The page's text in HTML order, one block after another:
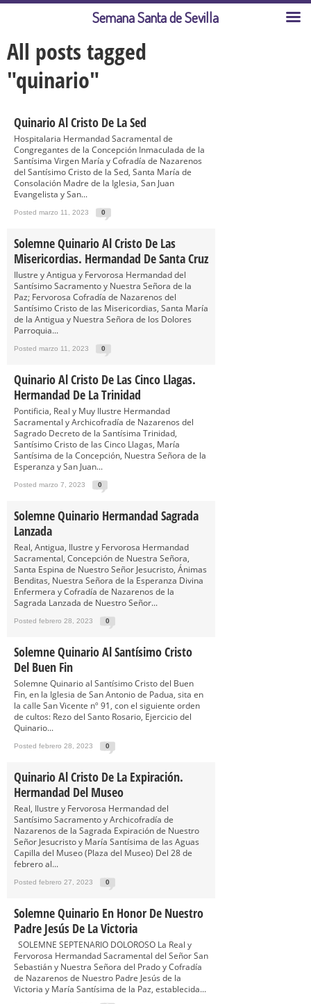
All posts tagged
"quinario"
Quinario Al Cristo De La Sed
Hospitalaria Hermandad Sacramental de
Congregantes de la Concepción Inmaculada de la
Santísima Virgen María y Cofradía de Nazarenos
del Santísimo Cristo de la Sed, Santa María de
Consolación Madre de la Iglesia, San Juan
Evangelista y San...
Posted marzo 11, 2023 0
Solemne Quinario Al Cristo De Las
Misericordias. Hermandad De Santa Cruz
Ilustre y Antigua y Fervorosa Hermandad del
Santísimo Sacramento y Nuestra Señora de la
Paz; Fervorosa Cofradía de Nazarenos del
Santísimo Cristo de las Misericordias, Santa María
de la Antigua y Nuestra Señora de los Dolores
Parroquia...
Posted marzo 11, 2023 0
Quinario Al Cristo De Las Cinco Llagas.
Hermandad De La Trinidad
Pontificia, Real y Muy Ilustre Hermandad
Sacramental y Archicofradía de Nazarenos del
Sagrado Decreto de la Santísima Trinidad,
Santísimo Cristo de las Cinco Llagas, María
Santísima de la Concepción, Nuestra Señora de la
Esperanza y San Juan...
Posted marzo 7, 2023 0
Solemne Quinario Hermandad Sagrada
Lanzada
Real, Antigua, Ilustre y Fervorosa Hermandad
Sacramental, Concepción de Nuestra Señora,
Santa Espina de Nuestro Señor Jesucristo, Ánimas
Benditas, Nuestra Señora de la Esperanza Divina
Enfermera y Cofradía de Nazarenos de la
Sagrada Lanzada de Nuestro Señor...
Posted febrero 28, 2023 0
Solemne Quinario Al Santísimo Cristo
Del Buen Fin
Solemne Quinario al Santísimo Cristo del Buen
Fin, en la Iglesia de San Antonio de Padua, sita en
la calle San Vicente nº 91, con el siguiente orden
de cultos: Rezo del Santo Rosario, Ejercicio del
Quinario...
Posted febrero 28, 2023 0
Quinario Al Cristo De La Expiración.
Hermandad Del Museo
Real, Ilustre y Fervorosa Hermandad del
Santísimo Sacramento y Archicofradía de
Nazarenos de la Sagrada Expiración de Nuestro
Señor Jesucristo y María Santísima de las Aguas
Capilla del Museo (Plaza del Museo) Del 28 de
febrero al...
Posted febrero 27, 2023 0
Solemne Quinario En Honor De Nuestro
Padre Jesús De La Victoria
SOLEMNE SEPTENARIO DOLOROSO La Real y
Fervorosa Hermandad Sacramental del Señor San
Sebastián y Nuestra Señora del Prado y Cofradía
de Nazarenos de Nuestro Padre Jesús de la
Victoria y María Santísima de la Paz, establecida...
Semana Santa de Sevilla